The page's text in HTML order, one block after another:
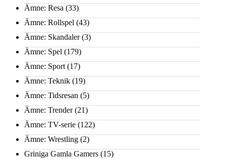
Ämne: Resa (33)
Ämne: Rollspel (43)
Ämne: Skandaler(3)
Ämne: Spel (179)
Ämne: Sport (17)
Ämne: Teknik (19)
Ämne: Tidsresan (5)
Ämne: Trender(21)
Ämne: TV-serie (122)
Ämne: Wrestling (2)
Griniga Gamla Gamers (15)